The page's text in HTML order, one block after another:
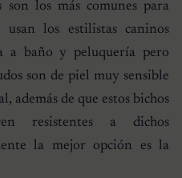
son los más comunes para
los estilistas caninos
a baño y peluquería pero
son de piel muy sensible
además de que estos bichos
resistentes a dichos
la mejor opción es la